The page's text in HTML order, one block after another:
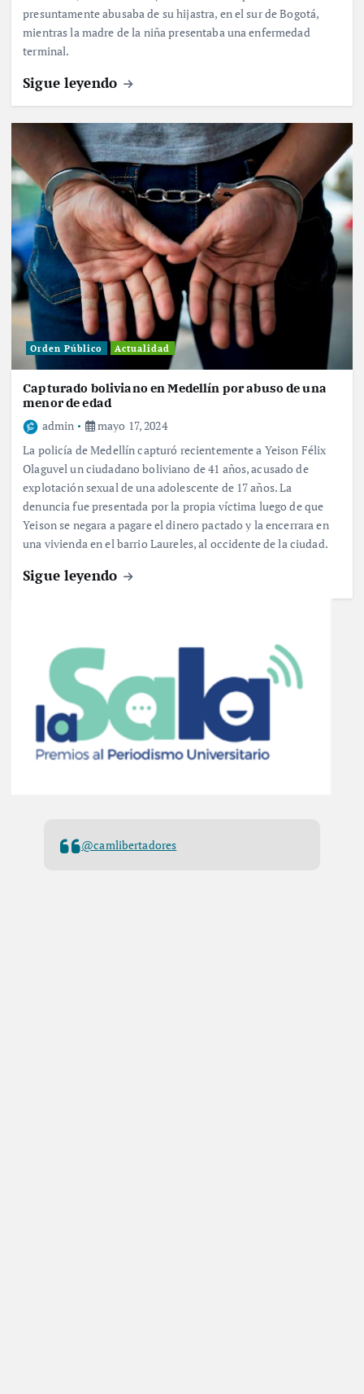
presuntamente abusaba de su hijastra, en el sur de Bogotá,
mientras la madre de la niña presentaba una enfermedad
terminal.
Sigue leyendo
Orden Público Actualidad
Capturado boliviano en Medellín por abuso de una
menor de edad
admin
mayo 17, 2024
La policía de Medellín capturó recientemente a Yeison Félix
Olaguvel un ciudadano boliviano de 41 años, acusado de
explotación sexual de una adolescente de 17 años. La
denuncia fue presentada por la propia víctima luego de que
Yeison se negara a pagare el dinero pactado y la encerrara en
una vivienda en el barrio Laureles, al occidente de la ciudad.
Sigue leyendo
@camlibertadores